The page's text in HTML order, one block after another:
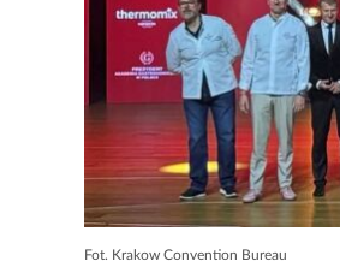
Fot. Krakow Convention Bureau